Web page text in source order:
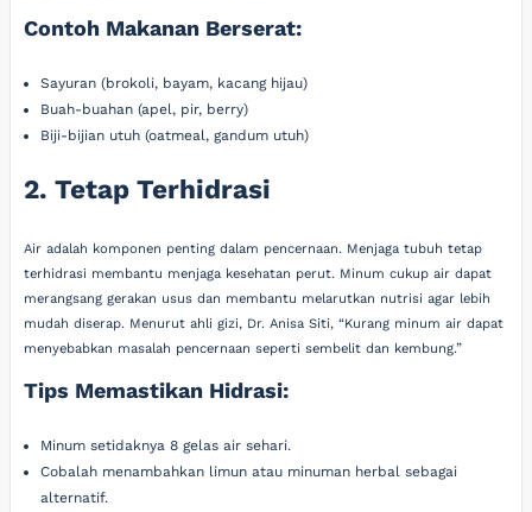
Contoh Makanan Berserat:
Sayuran (brokoli, bayam, kacang hijau)
Buah-buahan (apel, pir, berry)
Biji-bijian utuh (oatmeal, gandum utuh)
2. Tetap Terhidrasi
Air adalah komponen penting dalam pencernaan. Menjaga tubuh tetap
terhidrasi membantu menjaga kesehatan perut. Minum cukup air dapat
merangsang gerakan usus dan membantu melarutkan nutrisi agar lebih
mudah diserap. Menurut ahli gizi, Dr. Anisa Siti, “Kurang minum air dapat
menyebabkan masalah pencernaan seperti sembelit dan kembung.”
Tips Memastikan Hidrasi:
Minum setidaknya 8 gelas air sehari.
Cobalah menambahkan limun atau minuman herbal sebagai
alternatif.